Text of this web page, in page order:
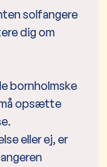
solfangere
dig om
bornholmske
må opsætte
eller ej, er